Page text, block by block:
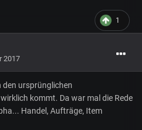
1
2017
den ursprünglichen
kommt. Da war mal die Rede
Handel, Aufträge, Item